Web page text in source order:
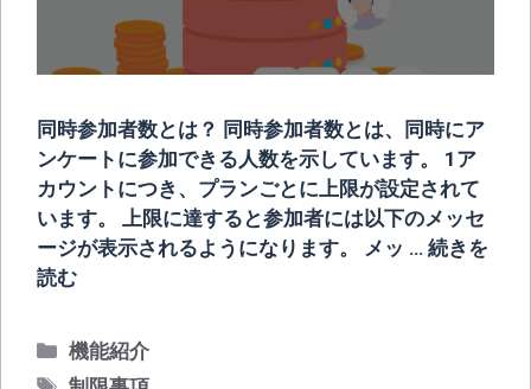
同時参加者数とは？ 同時参加者数とは、同時にア
ンケートに参加できる人数を示しています。 1ア
カウントにつき、プランごとに上限が設定されて
います。 上限に達すると参加者には以下のメッセ
ージが表示されるようになります。 メッ … 続きを
読む
カ
テ
機能紹介
タ